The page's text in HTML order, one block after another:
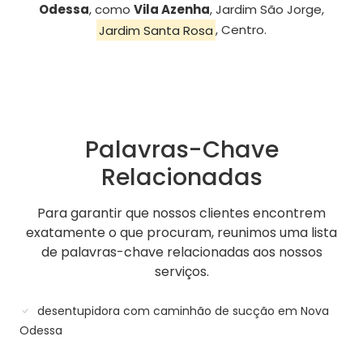
Odessa, como Vila Azenha, Jardim São Jorge,
Jardim Santa Rosa, Centro.
Palavras-Chave
Relacionadas
Para garantir que nossos clientes encontrem
exatamente o que procuram, reunimos uma lista
de palavras-chave relacionadas aos nossos
serviços.
desentupidora com caminhão de sucção em Nova
Odessa